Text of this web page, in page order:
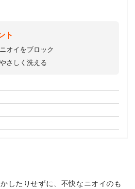
ト
オイをブロック
さしく洗える
したりせずに、不快なニオイのも